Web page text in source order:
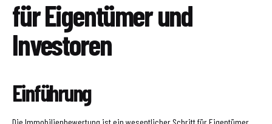
für Eigentümer und
Investoren
Einführung